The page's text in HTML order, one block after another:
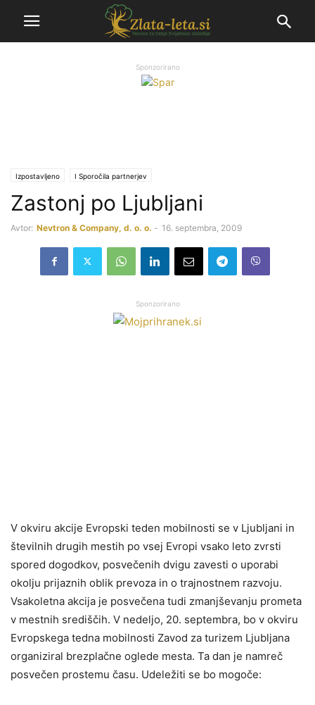
Sponzorirano
Izpostavljeno Ι Sporočila partnerjev
Zastonj po Ljubljani
Avtor: Nevtron & Company, d. o. o. - 16. septembra, 2009
Sponzorirano
V okviru akcije Evropski teden mobilnosti se v Ljubljani in
številnih drugih mestih po vsej Evropi vsako leto zvrsti
spored dogodkov, posvečenih dvigu zavesti o uporabi
okolju prijaznih oblik prevoza in o trajnostnem razvoju.
Vsakoletna akcija je posvečena tudi zmanjševanju prometa
v mestnih središčih. V nedeljo, 20. septembra, bo v okviru
Evropskega tedna mobilnosti Zavod za turizem Ljubljana
organiziral brezplačne oglede mesta. Ta dan je namreč
posvečen prostemu času. Udeležiti se bo mogoče: